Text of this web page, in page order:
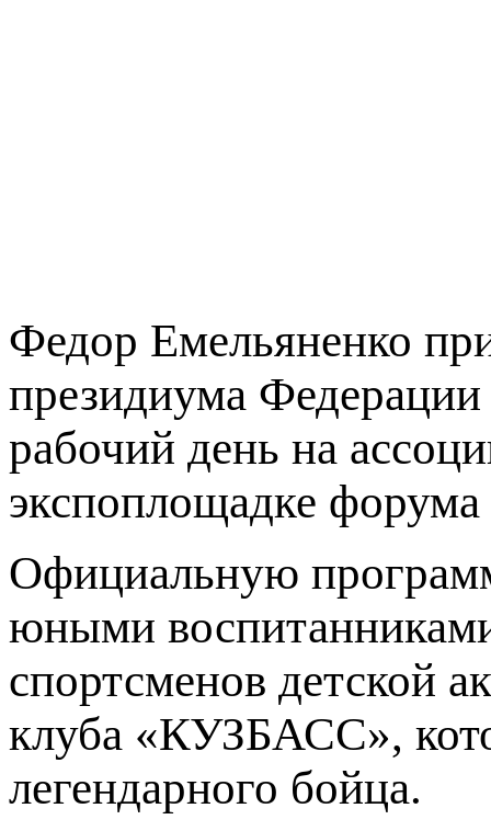
Федор Емельяненко
президиума
рабочий день на
экспоплощадке
Официальную
юными
спортсменов детской
клуба «КУЗБАСС»,
легендарного бойца.